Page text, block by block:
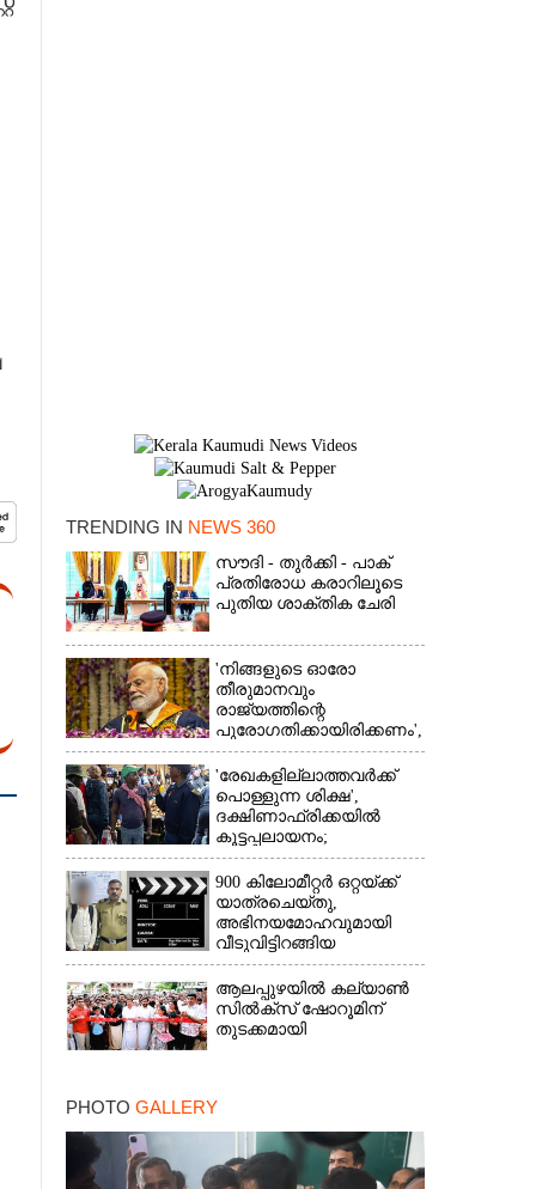
TRENDING IN NEWS 360
സൗദി - തുർക്കി - പാക്
പ്രതിരോധ കരാറിലൂടെ
പുതിയ ശാക്തിക ചേരി
'നിങ്ങളുടെ ഓരോ
തീരുമാനവും
രാജ്യത്തിന്റെ
പുരോഗതിക്കായിരിക്കണം',​
വിദ്യാർത്ഥികളോട്
പ്രധാനമന്ത്രി
'രേഖകളില്ലാത്തവർക്ക്
പൊള്ളുന്ന ശിക്ഷ',
ദക്ഷിണാഫ്രിക്കയിൽ
കൂട്ടപ്പലായനം;
ജീവനുംകൊണ്ട്
നാടുകടന്നത് ഒരു
ലക്ഷത്തിലധികം പേർ
900 കിലോമീറ്റർ ഒറ്റയ്‌ക്ക്
യാത്രചെ‌യ്‌തു,​
അഭിനയമോഹവുമായി
വീടുവിട്ടിറങ്ങിയ
പതിനാറുകാരനെ
കണ്ടെത്തിയത് ഫിലിം
സിറ്റിയിൽ
ആലപ്പുഴയിൽ കല്യാൺ
സിൽക്‌സ് ഷോറൂമിന്
തുടക്കമായി
PHOTO GALLERY
×